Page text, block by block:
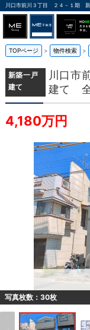
TOPページ 物件検索
新築一戸
建て
川口市
建て
4,180万円
写真枚数：30枚